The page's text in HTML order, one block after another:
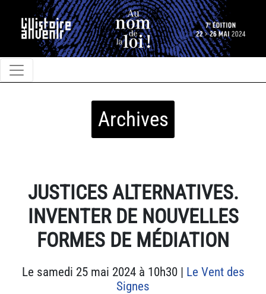
Archives
JUSTICES ALTERNATIVES.
INVENTER DE NOUVELLES
FORMES DE MÉDIATION
Le samedi 25 mai 2024 à 10h30 | Le Vent des
Signes